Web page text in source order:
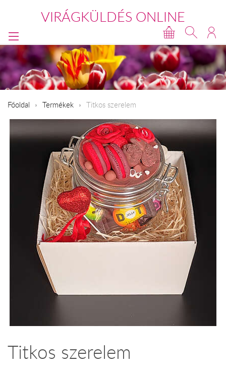
VIRÁGKÜLDÉS ONLINE
Főoldal Termékek Titkos szerelem
Titkos szerelem